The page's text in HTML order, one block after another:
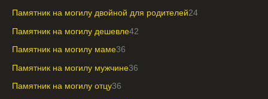
Памятник на могилу двойной для родителей24
Памятник на могилу дешевле42
Памятник на могилу маме36
Памятник на могилу мужчине36
Памятник на могилу отцу36